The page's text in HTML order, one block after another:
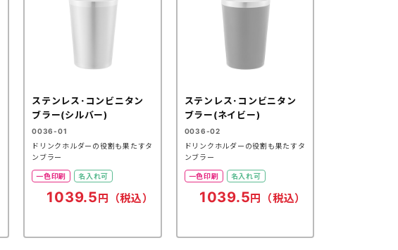
ステンレス･コンビニタン
ブラー(シルバー)
0036-01
ドリンクホルダーの役割も果たすタ
ンブラー
一色印刷 名入れ可
1039.5 円（税込）
ステンレス･コンビニタン
ブラー(ネイビー)
0036-02
ドリンクホルダーの役割も果たすタ
ンブラー
一色印刷 名入れ可
1039.5 円（税込）